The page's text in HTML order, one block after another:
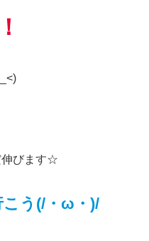
伸びます☆
こう(/・ω・)/